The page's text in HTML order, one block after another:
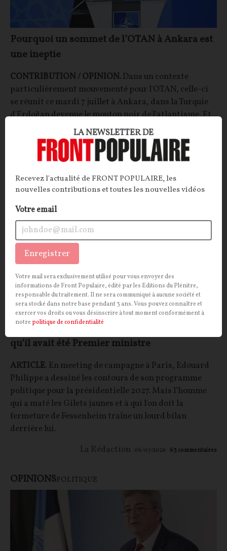
Pourquoi un sommet de l’OTAN à Ankara est
une ineptie
CONTRIBUTION / OPINION.Dans un contexte
particulièrement mouvementé pour l'OTAN, celle-ci
se réunit ce mardi 7 juillet à Ankara, dans la Turquie
d'Erdoğan devenue le mouton noir de l'atlantisme. Et
si l'heure était venue pour la France de s'écarter de
l'orbite géostratégique américaine ?
François JOYAUX 07/07/2026 24commentaires
POLITIQUEMACRONISME
Edouard Philippe, le candidat qui oubliait
qu’il avait été Premier ministre
ARTICLE. En meeting de campagne à Paris, Edouard
Philippe a dessiné les contours de son programme
politique pour la présidentielle 2027. Mais l’homme
qui a maté les Gilets jaunes et à qui l'on doit la
fermeture de Fessenheim traîne un lourd bilan
derrière lui.
La Rédaction 06/07/2026 63 commentaires
OPINIONSPOLITIQUE
LA NEWSLETTER DE
Recevez l'actualité de FRONT POPULAIRE, les
nouvelles contributions et toutes les nouvelles vidéos
Votre email
Enregistrer
Votre mail sera exclusivement utilisé pour vous envoyer des
informations de Front Populaire, édité par les Editions du Plénitre,
responsable du traitement. Il ne sera communiqué à aucune société et
sera stocké dans notre base pendant 3 ans. Vous pouvez connaître et
exercer vos droits ou vous désinscrire à tout moment conformément à
notre politique de confidentialité